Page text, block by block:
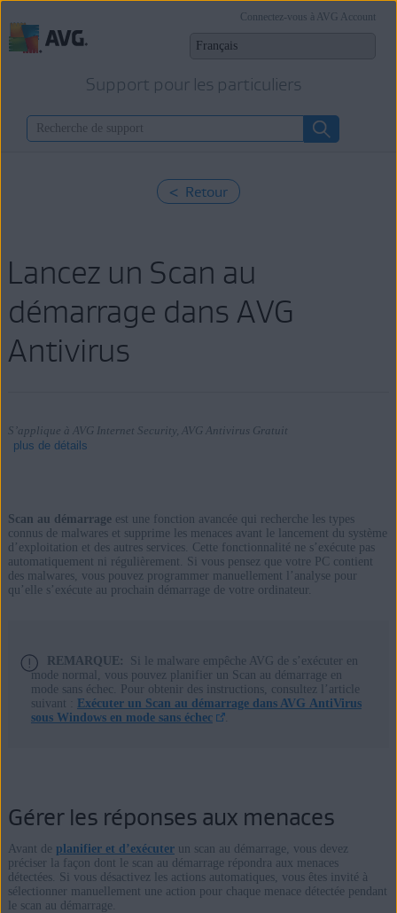
Support pour les particuliers
Connectez-vous à AVG Account
< Retour
Lancez un Scan au
démarrage dans AVG
Antivirus
S’applique à AVG Internet Security, AVG Antivirus Gratuit
plus de détails
Produits:
AVG Internet Security
AVG Antivirus Gratuit
Scan au démarrageest une fonction avancée qui recherche les types
connus de malwares et supprime les menaces avant le lancement du système
d’exploitation et des autres services. Cette fonctionnalité ne s’exécute pas
automatiquement ni régulièrement. Si vous pensez que votre PC contient
des malwares, vous pouvez programmer manuellement l’analyse pour
qu’elle s’exécute au prochain démarrage de votre ordinateur.
REMARQUE:
Si le malware empêche AVG de s’exécuter en
mode normal, vous pouvez planifier un Scan au démarrage en
mode sans échec. Pour obtenir des instructions, consultez l’article
suivant :
Exécuter un Scan au démarrage dans AVG AntiVirus
sous Windows en mode sans échec
.
Gérer les réponses aux menaces
Avant de planifier et d’exécuterun scan au démarrage, vous devez
préciser la façon dont le scan au démarrage répondra aux menaces
détectées. Si vous désactivez les actions automatiques, vous êtes invité à
sélectionner manuellement une action pour chaque menace détectée pendant
le scan au démarrage.